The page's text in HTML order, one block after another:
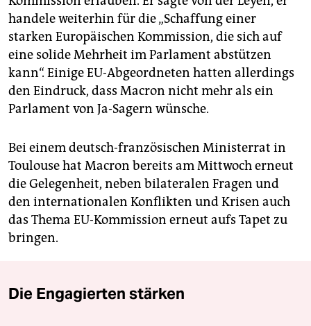
handele weiterhin für die „Schaffung einer
starken Europäischen Kommission, die sich auf
eine solide Mehrheit im Parlament abstützen
kann“. Einige EU-Abgeordneten hatten allerdings
den Eindruck, dass Macron nicht mehr als ein
Parlament von Ja-Sagern wünsche.
Bei einem deutsch-französischen Ministerrat in
Toulouse hat Macron bereits am Mittwoch erneut
die Gelegenheit, neben bilateralen Fragen und
den internationalen Konflikten und Krisen auch
das Thema EU-Kommission erneut aufs Tapet zu
bringen.
Die Engagierten stärken